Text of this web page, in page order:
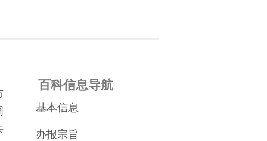
百科信息导航
基本信息
办报宗旨